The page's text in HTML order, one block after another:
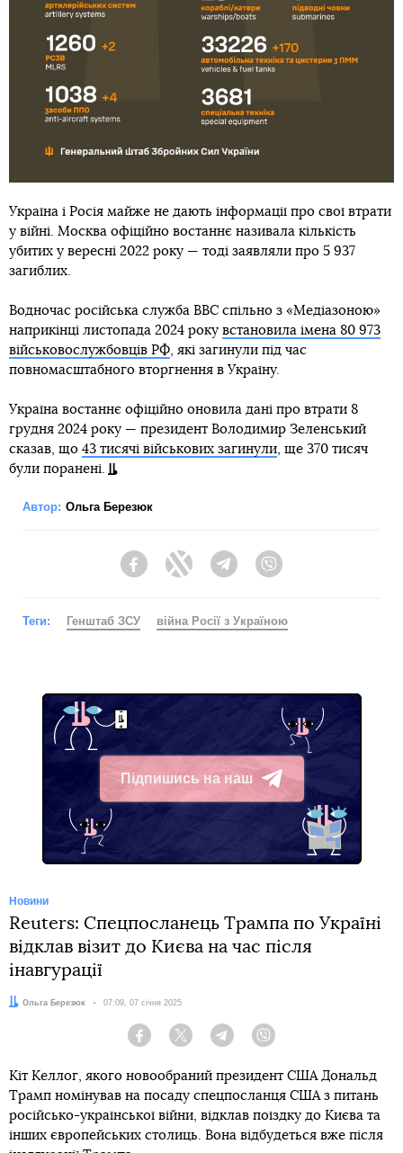
Україна і Росія майже не дають інформації про свої втрати
у війні. Москва офіційно востаннє називала кількість
убитих у вересні 2022 року — тоді заявляли про 5 937
загиблих.
Водночас російська служба BBC спільно з «Медіазоною»
наприкінці листопада 2024 року встановила імена 80 973
військовослужбовців РФ, які загинули під час
повномасштабного вторгнення в Україну.
Україна востаннє офіційно оновила дані про втрати 8
грудня 2024 року — президент Володимир Зеленський
сказав, що 43 тисячі військових загинули, ще 370 тисяч
були поранені.
Автор: Ольга Березюк
FacebookTwitter Telegram
Теги: Генштаб ЗСУ війна Росії з Україною
Підпишись на наш
Telegram
Новини
Reuters: Спецпосланець Трампа по Україні
відклав візит до Києва на час після
інавгурації
Автор:
Ольга Березюк Дата:
07:09, 07 січня 2025
Facebook Twitter Telegram
Кіт Келлог, якого новообраний президент США Дональд
Трамп номінував на посаду спецпосланця США з питань
російсько-української війни, відклав поїздку до Києва та
інших європейських столиць. Вона відбудеться вже після